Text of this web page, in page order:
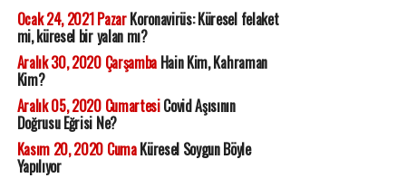
Ocak 24, 2021 PazarKoronavirüs: Küresel felaket
mi, küresel bir yalan mı?
Aralık 30, 2020 ÇarşambaHain Kim, Kahraman
Kim?
Aralık 05, 2020 CumartesiCovid Aşısının
Doğrusu Eğrisi Ne?
Kasım 20, 2020 CumaKüresel Soygun Böyle
Yapılıyor